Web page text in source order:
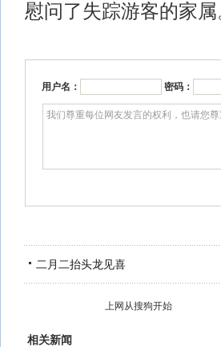
慰问了失踪游客的家属
用户名： 密码：
二月二抬头龙见喜
上网从搜狗开始
相关新闻